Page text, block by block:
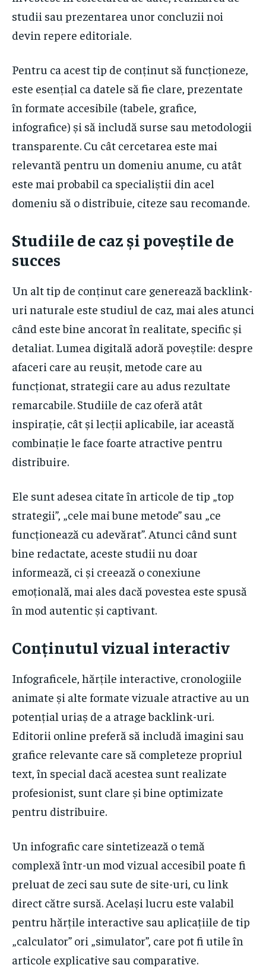
studii sau prezentarea unor concluzii noi
devin repere editoriale.
Pentru ca acest tip de conținut să funcționeze,
este esențial ca datele să fie clare, prezentate
în formate accesibile (tabele, grafice,
infografice) și să includă surse sau metodologii
transparente. Cu cât cercetarea este mai
relevantă pentru un domeniu anume, cu atât
este mai probabil ca specialiștii din acel
domeniu să o distribuie, citeze sau recomande.
Studiile de caz și poveștile de
succes
Un alt tip de conținut care generează backlink-
uri naturale este studiul de caz, mai ales atunci
când este bine ancorat în realitate, specific și
detaliat. Lumea digitală adoră poveștile: despre
afaceri care au reușit, metode care au
funcționat, strategii care au adus rezultate
remarcabile. Studiile de caz oferă atât
inspirație, cât și lecții aplicabile, iar această
combinație le face foarte atractive pentru
distribuire.
Ele sunt adesea citate în articole de tip „top
strategii”, „cele mai bune metode” sau „ce
funcționează cu adevărat”. Atunci când sunt
bine redactate, aceste studii nu doar
informează, ci și creează o conexiune
emoțională, mai ales dacă povestea este spusă
în mod autentic și captivant.
Conținutul vizual interactiv
Infograficele, hărțile interactive, cronologiile
animate și alte formate vizuale atractive au un
potențial uriaș de a atrage backlink-uri.
Editorii online preferă să includă imagini sau
grafice relevante care să completeze propriul
text, în special dacă acestea sunt realizate
profesionist, sunt clare și bine optimizate
pentru distribuire.
Un infografic care sintetizează o temă
complexă într-un mod vizual accesibil poate fi
preluat de zeci sau sute de site-uri, cu link
direct către sursă. Același lucru este valabil
pentru hărțile interactive sau aplicațiile de tip
„calculator” ori „simulator”, care pot fi utile în
articole explicative sau comparative.